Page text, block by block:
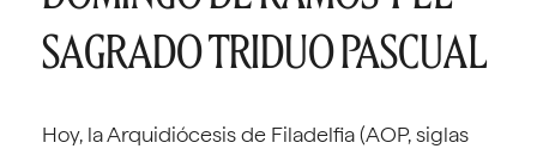
SAGRADO TRIDUO PASCUAL
Hoy, la Arquidiócesis de Filadelfia (AOP, siglas